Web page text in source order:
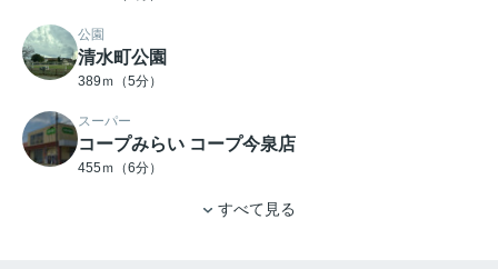
公園
清水町公園
389ｍ（5分）
スーパー
コープみらい コープ今泉店
455ｍ（6分）
すべて見る